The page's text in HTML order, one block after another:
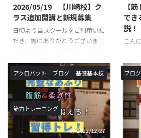
2026/05/19 【川崎校】ク
ラス追加開講と新規募集
日頃より当スクールをご利用いた
だき、誠にありがとうございま
象校》◯SHOWBUZZ川崎校 毎
週 月曜日、火曜日〈新規追加ク
ラス〉バク転バク宙集中クラス
※小学生以上対象開講日（開講時
間）：月曜日（１６：１０〜１
７：２０）月額受講料 ￥９，９
００−バク転バク宙集中クラス
【
でき
説！
こん
です
トレ
クワ
実際
思い
トに
級程
て
アクロバット ブログ 基礎基本技
筋力トレーニング
2022/12/27
ブログ